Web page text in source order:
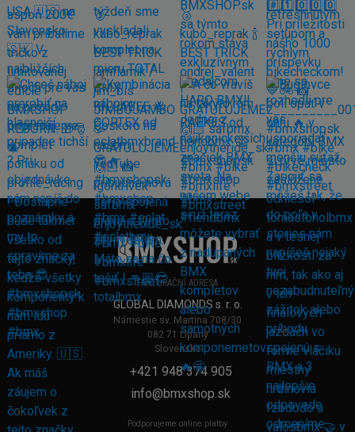
FAKTURAČNÍ ADRESA
GLOBAL DIAMONDS s. r. o.
Námestie sv. Martina 708/30
082 71 Lipany
Slovensko
+421 948 374 905
info@bmxshop.sk
Podporujeme online platby